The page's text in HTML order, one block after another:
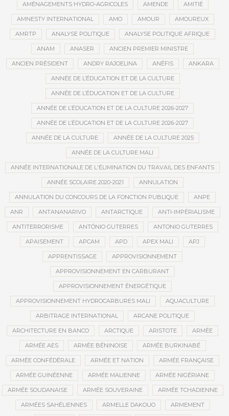
AMÉNAGEMENTS HYDRO-AGRICOLES AMENDE AMITIÉ
AMNESTY INTERNATIONAL AMO AMOUR AMOUREUX
AMRTP ANALYSE POLITIQUE ANALYSE POLITIQUE AFRIQUE
ANAM ANASER ANCIEN PREMIER MINISTRE
ANCIEN PRÉSIDENT ANDRY RAJOELINA ANÉFIS ANKARA
ANNÉE DE L’ÉDUCATION ET DE LA CULTURE
ANNÉE DE L’ÉDUCATION ET DE LA CULTURE
ANNÉE DE L’ÉDUCATION ET DE LA CULTURE 2026-2027
ANNÉE DE L’ÉDUCATION ET DE LA CULTURE 2026-2027
ANNÉE DE LA CULTURE ANNÉE DE LA CULTURE 2025
ANNÉE DE LA CULTURE MALI
ANNÉE INTERNATIONALE DE L'ÉLIMINATION DU TRAVAIL DES ENFANTS
ANNÉE SCOLAIRE 2020-2021 ANNULATION
ANNULATION DU CONCOURS DE LA FONCTION PUBLIQUE ANPE
ANR ANTANANARIVO ANTARCTIQUE ANTI-IMPÉRIALISME
ANTITERRORISME ANTÓNIO GUTERRES ANTONIO GUTERRES
APAISEMENT APCAM APD APEX MALI APJ
APPRENTISSAGE APPROVISIONNEMENT
APPROVISIONNEMENT EN CARBURANT
APPROVISIONNEMENT ÉNERGÉTIQUE
APPROVISIONNEMENT HYDROCARBURES MALI AQUACULTURE
ARBITRAGE INTERNATIONAL ARCANE POLITIQUE
ARCHITECTURE EN BANCO ARCTIQUE ARISTOTE ARMÉE
ARMÉE AES ARMÉE BÉNINOISE ARMÉE BURKINABÉ
ARMÉE CONFÉDÉRALE ARMÉE ET NATION ARMÉE FRANÇAISE
ARMÉE GUINÉENNE ARMÉE MALIENNE ARMÉE NIGÉRIANE
ARMÉE SOUDANAISE ARMÉE SOUVERAINE ARMÉE TCHADIENNE
ARMÉES SAHÉLIENNES ARMELLE DAKOUO ARMEMENT